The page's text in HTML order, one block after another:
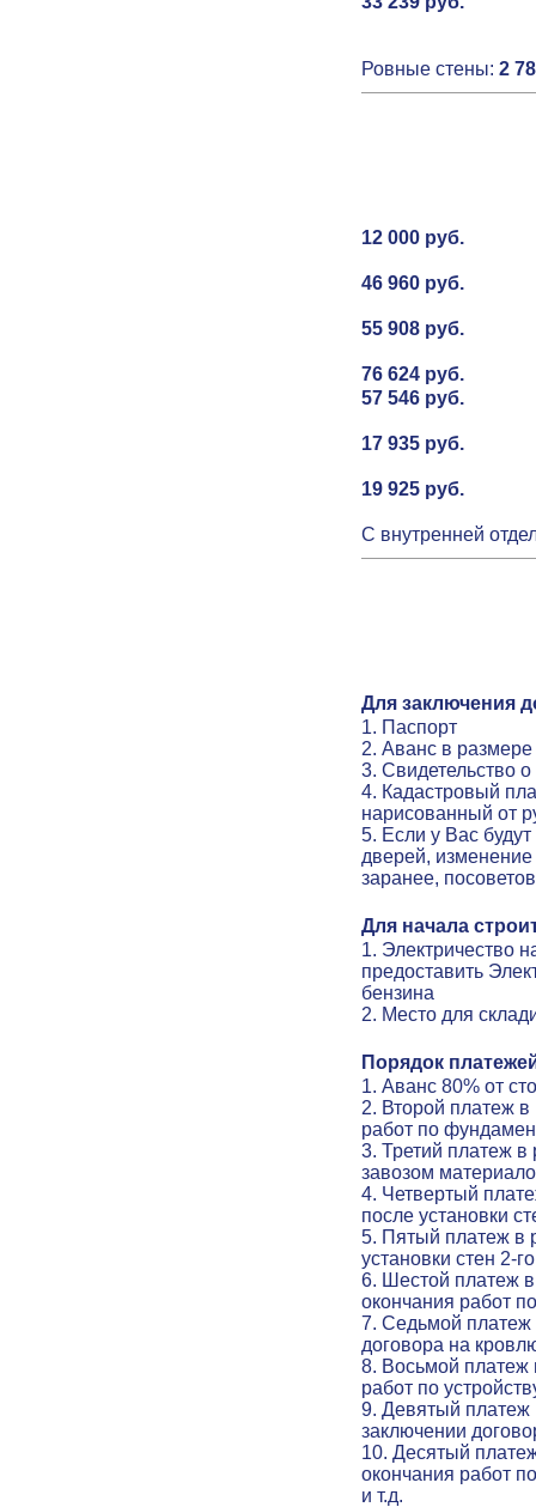
Ровные стены: 2
12 000 руб.
46 960 руб.
55 908 руб.
76 624 руб.
57 546 руб.
17 935 руб.
19 925 руб.
С внутренней
Для заключения
1. Паспорт
2. Аванс в
3. Свидетельство
4. Кадастровый
нарисованный от
5. Если у Вас
дверей, изменение
заранее,
Для начала
1. Электричество
предоставить
бензина
2. Место для
Порядок
1. Аванс 80% от
2. Второй платеж
работ по
3. Третий платеж
завозом
4. Четвертый
после установки
5. Пятый платеж в
установки стен 2-
6. Шестой платеж
окончания работ
7. Седьмой платеж
договора на
8. Восьмой платеж
работ по
9. Девятый платеж
заключении
10. Десятый
окончания работ
и т.д.